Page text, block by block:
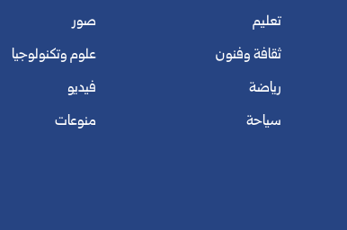
تعليم
ثقافة وفنون
رياضة
سياحة
صور
علوم وتكنولوجيا
فيديو
منوعات